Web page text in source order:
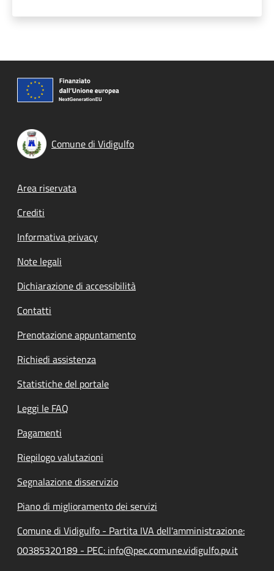
Comune di Vidigulfo
Footer menu
Area riservata
Crediti
Informativa privacy
Note legali
Dichiarazione di accessibilità
Contatti
Prenotazione appuntamento
Richiedi assistenza
Statistiche del portale
Leggi le FAQ
Pagamenti
Riepilogo valutazioni
Segnalazione disservizio
Piano di miglioramento dei servizi
Comune di Vidigulfo - Partita IVA dell'amministrazione:
00385320189 - PEC: info@pec.comune.vidigulfo.pv.it